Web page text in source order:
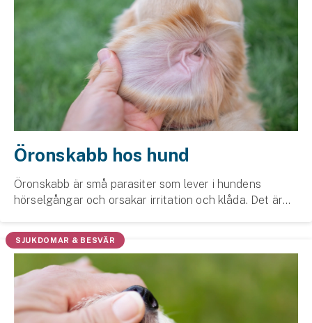
Öronskabb hos hund
Öronskabb är små parasiter som lever i hundens
hörselgångar och orsakar irritation och klåda. Det är
SJUKDOMAR & BESVÄR